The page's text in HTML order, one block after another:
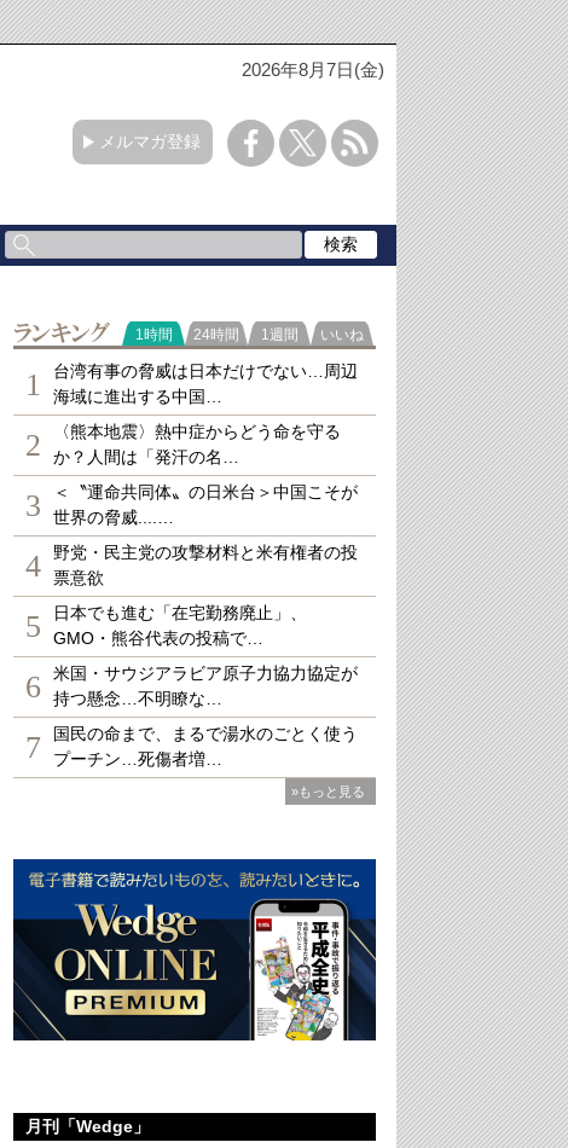
2026年8月7日(金)
メルマガ登録
ランキング
1時間 24時間 1週間 いいね
1
台湾有事の脅威は日本だけでない…周辺
海域に進出する中国…
2
〈熊本地震〉熱中症からどう命を守る
か？人間は「発汗の名…
3
＜〝運命共同体〟の日米台＞中国こそが
世界の脅威....…
4
野党・民主党の攻撃材料と米有権者の投
票意欲
5
日本でも進む「在宅勤務廃止」、
GMO・熊谷代表の投稿で…
6
米国・サウジアラビア原子力協力協定が
持つ懸念…不明瞭な…
7
国民の命まで、まるで湯水のごとく使う
プーチン…死傷者増…
»もっと見る
月刊「Wedge」